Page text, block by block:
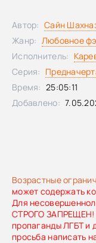
любое решение
тех, кто любит:
родственные
любви; – знаки
Петербурга; – и
– под одной
трудно оторваться
Возрастные
может содержать
Для
СТРОГО ЗАПРЕЩЕН!
пропаганды ЛГБТ и
просьба написать
Автор: Сайн
Жанр: Любовное
Исполнитель:
Серия:
Время: 25:05:11
Добавлено: